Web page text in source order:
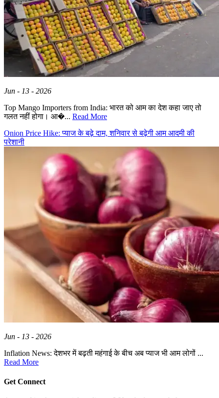
Jun - 13 - 2026
Top Mango Importers from India: भारत को आम का देश कहा जाए तो
गलत नहीं होगा। आ�... Read More
Onion Price Hike: प्याज के बढ़े दाम, शनिवार से बढ़ेगी आम आदमी की
परेशानी
Jun - 13 - 2026
Inflation News: देशभर में बढ़ती महंगाई के बीच अब प्याज भी आम लोगों ...
Read More
Get Connect